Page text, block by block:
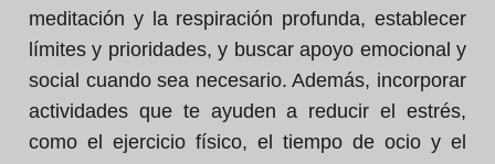
meditación y la respiración profunda, establecer
límites y prioridades, y buscar apoyo emocional y
social cuando sea necesario. Además, incorporar
actividades que te ayuden a reducir el estrés,
como el ejercicio físico, el tiempo de ocio y el